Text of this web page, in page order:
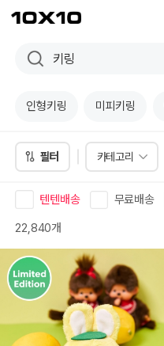
텐
바
인형키링 미피키링
필터 카테고리
텐텐배송 무료배송
22,840개